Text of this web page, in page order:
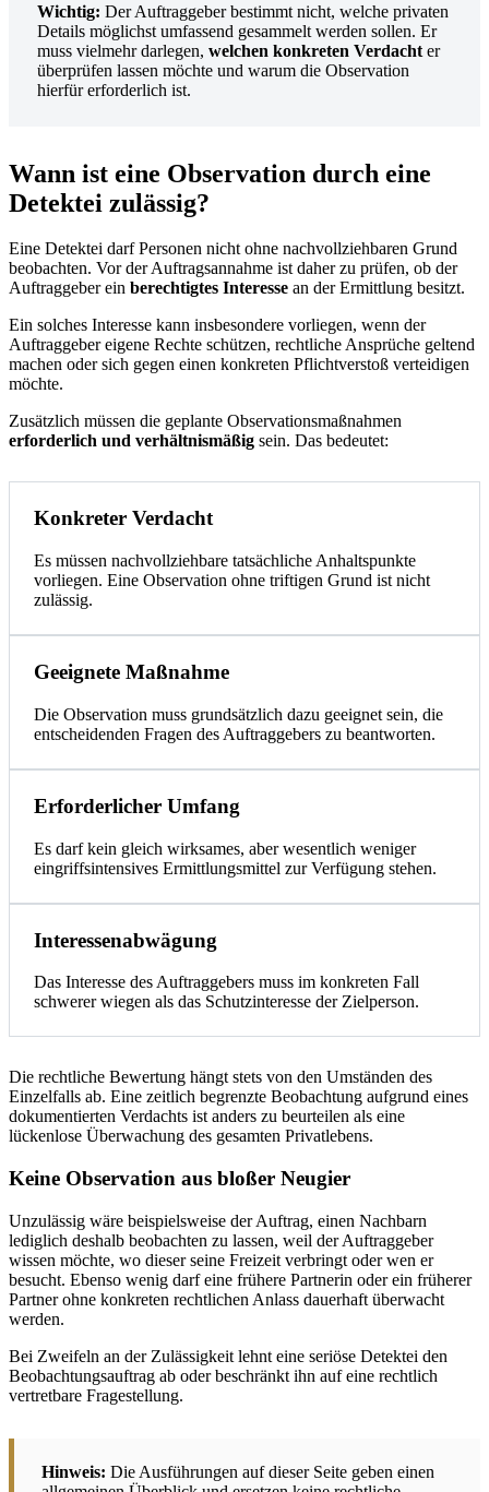
Wichtig: Der Auftraggeber bestimmt nicht, welche privaten
Details möglichst umfassend gesammelt werden sollen. Er
muss vielmehr darlegen, welchen konkreten Verdacht er
überprüfen lassen möchte und warum die Observation
hierfür erforderlich ist.
Wann ist eine Observation durch eine
Detektei zulässig?
Eine Detektei darf Personen nicht ohne nachvollziehbaren Grund
beobachten. Vor der Auftragsannahme ist daher zu prüfen, ob der
Auftraggeber ein berechtigtes Interesse an der Ermittlung besitzt.
Ein solches Interesse kann insbesondere vorliegen, wenn der
Auftraggeber eigene Rechte schützen, rechtliche Ansprüche geltend
machen oder sich gegen einen konkreten Pflichtverstoß verteidigen
möchte.
Zusätzlich müssen die geplante Observationsmaßnahmen
erforderlich und verhältnismäßig sein. Das bedeutet:
Konkreter Verdacht
Es müssen nachvollziehbare tatsächliche Anhaltspunkte
vorliegen. Eine Observation ohne triftigen Grund ist nicht
zulässig.
Geeignete Maßnahme
Die Observation muss grundsätzlich dazu geeignet sein, die
entscheidenden Fragen des Auftraggebers zu beantworten.
Erforderlicher Umfang
Es darf kein gleich wirksames, aber wesentlich weniger
eingriffsintensives Ermittlungsmittel zur Verfügung stehen.
Interessenabwägung
Das Interesse des Auftraggebers muss im konkreten Fall
schwerer wiegen als das Schutzinteresse der Zielperson.
Die rechtliche Bewertung hängt stets von den Umständen des
Einzelfalls ab. Eine zeitlich begrenzte Beobachtung aufgrund eines
dokumentierten Verdachts ist anders zu beurteilen als eine
lückenlose Überwachung des gesamten Privatlebens.
Keine Observation aus bloßer Neugier
Unzulässig wäre beispielsweise der Auftrag, einen Nachbarn
lediglich deshalb beobachten zu lassen, weil der Auftraggeber
wissen möchte, wo dieser seine Freizeit verbringt oder wen er
besucht. Ebenso wenig darf eine frühere Partnerin oder ein früherer
Partner ohne konkreten rechtlichen Anlass dauerhaft überwacht
werden.
Bei Zweifeln an der Zulässigkeit lehnt eine seriöse Detektei den
Beobachtungsauftrag ab oder beschränkt ihn auf eine rechtlich
vertretbare Fragestellung.
Hinweis: Die Ausführungen auf dieser Seite geben einen